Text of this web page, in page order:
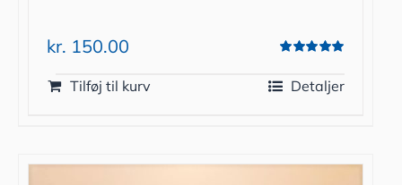
5.00
ud af 5
kr. 150.00
Tilføj til kurv Detaljer